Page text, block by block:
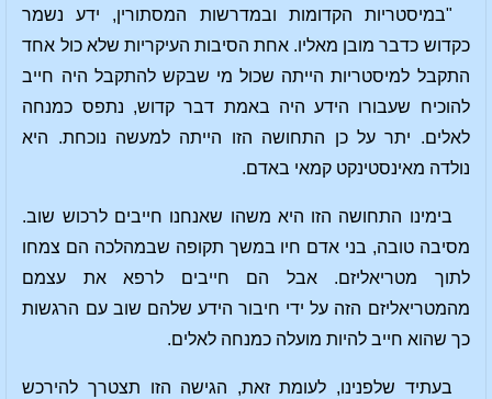
"במיסטריות הקדומות ובמדרשות המסתורין, ידע נשמר
כקדוש כדבר מובן מאליו. אחת הסיבות העיקריות שלא כול אחד
התקבל למיסטריות הייתה שכול מי שבקש להתקבל היה חייב
להוכיח שעבורו הידע היה באמת דבר קדוש, נתפס כמנחה
לאלים. יתר על כן התחושה הזו הייתה למעשה נוכחת. היא
נולדה מאינסטינקט קמאי באדם.
בימינו התחושה הזו היא משהו שאנחנו חייבים לרכוש שוב.
מסיבה טובה, בני אדם חיו במשך תקופה שבמהלכה הם צמחו
לתוך מטריאליזם. אבל הם חייבים לרפא את עצמם
מהמטריאליזם הזה על ידי חיבור הידע שלהם שוב עם הרגשות
כך שהוא חייב להיות מועלה כמנחה לאלים.
בעתיד שלפנינו, לעומת זאת, הגישה הזו תצטרך להירכש